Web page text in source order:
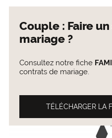
Couple : Faire
mariage ?
Consultez notre fiche
contrats de mariage.
TÉLÉCHARGER LA